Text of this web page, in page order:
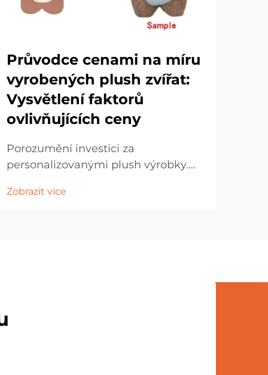
Průvodce cenami na míru
vyrobených plush zvířat:
Vysvětlení faktorů
ovlivňujících ceny
Porozumění investici za
personalizovanými plush výrobky.
představuje jedinečnou kombinaci
Zobrazit více